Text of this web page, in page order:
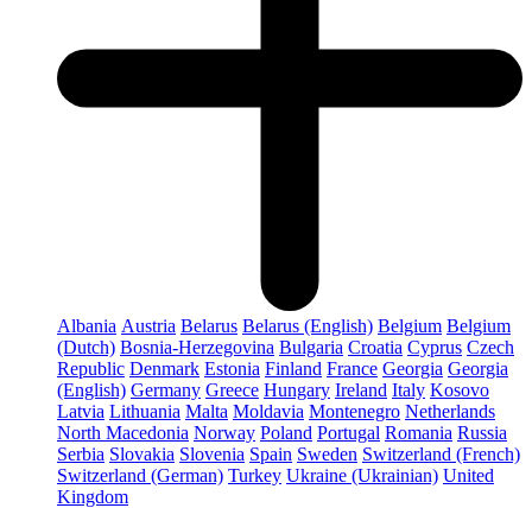
Albania Austria Belarus Belarus (English) Belgium Belgium
(Dutch) Bosnia-Herzegovina Bulgaria Croatia Cyprus Czech
Republic Denmark Estonia Finland France Georgia Georgia
(English) Germany Greece Hungary Ireland Italy Kosovo
Latvia Lithuania Malta Moldavia Montenegro Netherlands
North Macedonia Norway Poland Portugal Romania Russia
Serbia Slovakia Slovenia Spain Sweden Switzerland (French)
Switzerland (German) Turkey Ukraine (Ukrainian) United
Kingdom